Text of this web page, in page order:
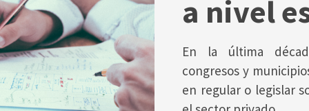
a nivel
En la última
congresos y
en regular o legislar